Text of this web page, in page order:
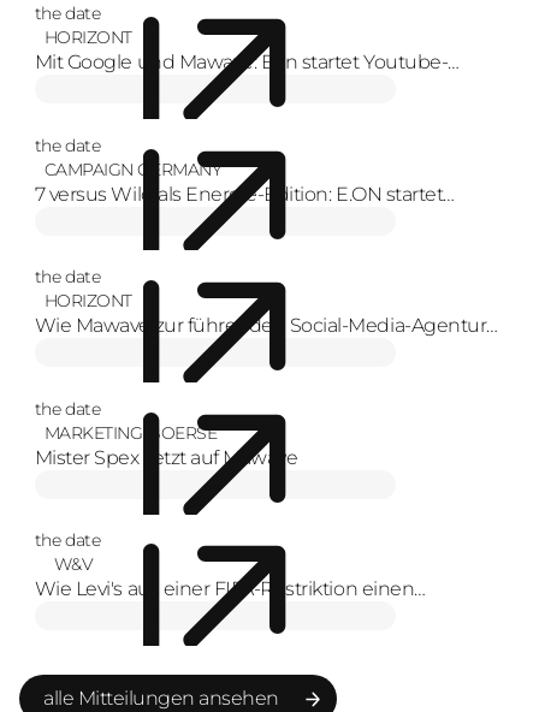
the date
HORIZONT
Mit Google und Mawave: Eon startet Youtube-
Format zur Energiewende mit Creators
the date
CAMPAIGN GERMANY
7 versus Wild als Energie-Edition: E.ON startet
the date
HORIZONT
Wie Mawave zur führenden Social-Media-Agentur
the date
MARKETING-BOERSE
Mister Spex setzt auf Mawave
the date
W&V
Wie Levi's aus einer FIFA-Restriktion einen
Markenmoment macht
alle Mitteilungen ansehen